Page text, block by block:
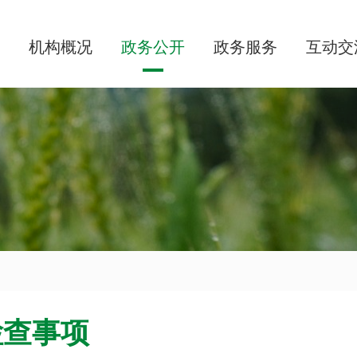
机构概况 政务公开 政务服务 互动交
事项